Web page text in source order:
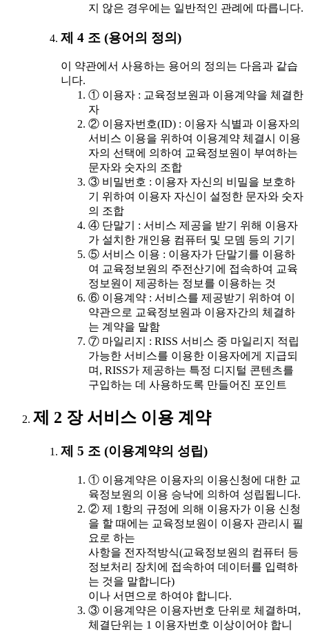
지 않은 경우에는 일반적인 관례에 따릅니다.
제 4 조 (용어의 정의)
이 약관에서 사용하는 용어의 정의는 다음과 같습
니다.
① 이용자 : 교육정보원과 이용계약을 체결한
자
② 이용자번호(ID) : 이용자 식별과 이용자의
서비스 이용을 위하여 이용계약 체결시 이용
자의 선택에 의하여 교육정보원이 부여하는
문자와 숫자의 조합
③ 비밀번호 : 이용자 자신의 비밀을 보호하
기 위하여 이용자 자신이 설정한 문자와 숫자
의 조합
④ 단말기 : 서비스 제공을 받기 위해 이용자
가 설치한 개인용 컴퓨터 및 모뎀 등의 기기
⑤ 서비스 이용 : 이용자가 단말기를 이용하
여 교육정보원의 주전산기에 접속하여 교육
정보원이 제공하는 정보를 이용하는 것
⑥ 이용계약 : 서비스를 제공받기 위하여 이
약관으로 교육정보원과 이용자간의 체결하
는 계약을 말함
⑦ 마일리지 : RISS 서비스 중 마일리지 적립
가능한 서비스를 이용한 이용자에게 지급되
며, RISS가 제공하는 특정 디지털 콘텐츠를
구입하는 데 사용하도록 만들어진 포인트
제 2 장 서비스 이용 계약
제 5 조 (이용계약의 성립)
① 이용계약은 이용자의 이용신청에 대한 교
육정보원의 이용 승낙에 의하여 성립됩니다.
② 제 1항의 규정에 의해 이용자가 이용 신청
을 할 때에는 교육정보원이 이용자 관리시 필
요로 하는
사항을 전자적방식(교육정보원의 컴퓨터 등
정보처리 장치에 접속하여 데이터를 입력하
는 것을 말합니다)
이나 서면으로 하여야 합니다.
③ 이용계약은 이용자번호 단위로 체결하며,
체결단위는 1 이용자번호 이상이어야 합니